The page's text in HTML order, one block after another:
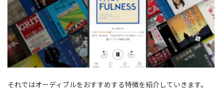
それではオーディブルをおすすめする特徴を紹介していきます。